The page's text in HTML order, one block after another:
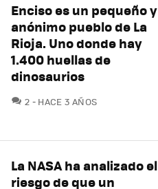
Enciso es un pequeño y
anónimo pueblo de La
Rioja. Uno donde hay
1.400 huellas de
dinosaurios
2 COMENTARIOS
HACE 3 AÑOS
La NASA ha analizado el
riesgo de que un